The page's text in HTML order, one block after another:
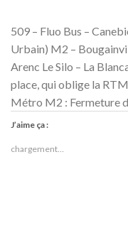
509 – Fluo Bus –
Urbain) M2 –
Arenc Le Silo – La
place, qui oblige la
Métro M2 : Fermeture
J’aime ça :
chargement…